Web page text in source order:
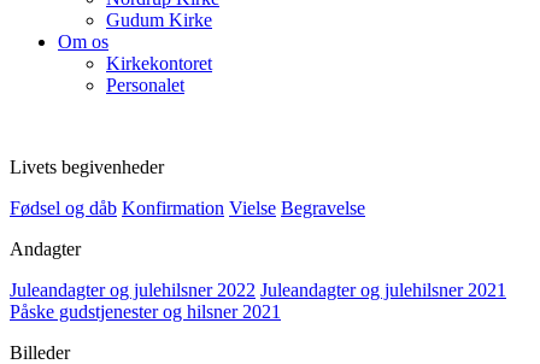
Gudum Kirke
Om os
Kirkekontoret
Personalet
Livets begivenheder
Fødsel og dåb Konfirmation Vielse Begravelse
Andagter
Juleandagter og julehilsner 2022 Juleandagter og julehilsner 2021
Påske gudstjenester og hilsner 2021
Billeder